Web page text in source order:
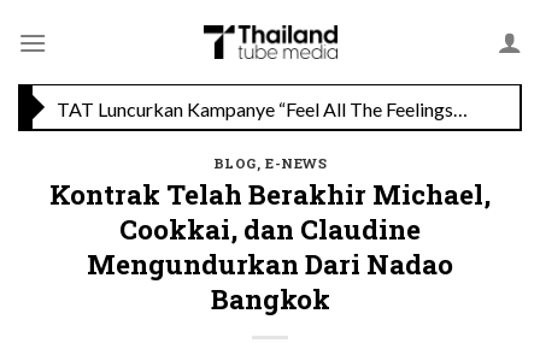
TAT Luncurkan Kampanye “Feel All The Feelings” dengan Lalisa LISA Manobal untuk Promosikan Pariwisata Berkualitas Thailand
BLOG, E-NEWS
Kontrak Telah Berakhir Michael,
Cookkai, dan Claudine
Mengundurkan Dari Nadao
Bangkok